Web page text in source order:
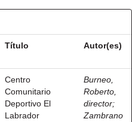
Título Autor(es)
Centro
Comunitario
Deportivo El
Labrador
Burneo,
Roberto,
director;
Zambrano